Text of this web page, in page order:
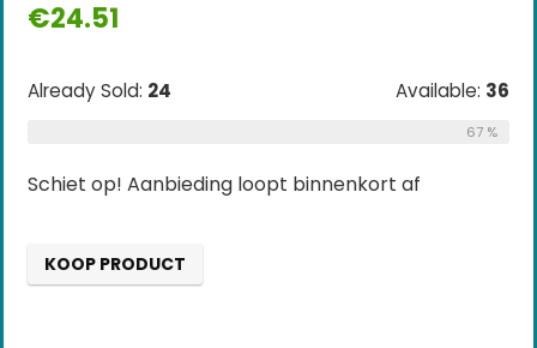
€24.51
Already Sold: 24 Available: 36
67 %
Schiet op! Aanbieding loopt binnenkort af
KOOP PRODUCT